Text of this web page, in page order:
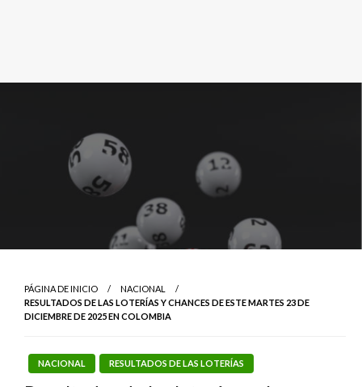
PÁGINA DE INICIO
NACIONAL
RESULTADOS DE LAS LOTERÍAS Y CHANCES DE ESTE MARTES 23 DE
DICIEMBRE DE 2025 EN COLOMBIA
NACIONAL RESULTADOS DE LAS LOTERÍAS